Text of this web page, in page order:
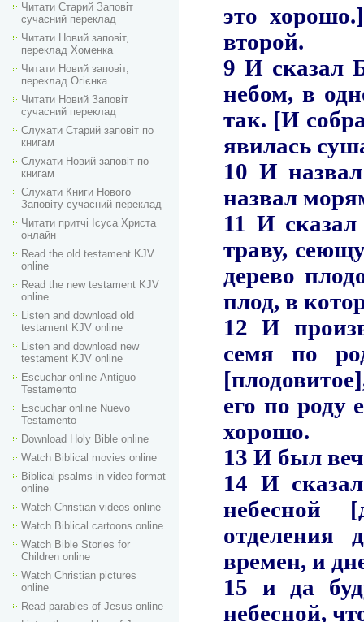
Читати Старий Заповіт
сучасний переклад
Читати Новий заповіт,
переклад Хоменка
Читати Новий заповіт,
переклад Огієнка
Читати Новий Заповіт
сучасний переклад
Слухати Старий заповіт по
книгам
Слухати Новий заповіт по
книгам
Слухати Книги Нового
Заповіту сучасний переклад
Читати притчі Ісуса Христа
онлайн
Read the old testament KJV
online
Read the new testament KJV
online
Listen and download old
testament KJV online
Listen and download new
testament KJV online
Escuchar online Аntiguo
Testamento
Escuchar online Nuevo
Testamento
Download Holy Bible online
Watch Biblical movies online
Biblical psalms in video format
online
Watch Christian videos online
Watch Biblical cartoons online
Watch Bible Stories for
Children online
Watch Christian pictures
online
Read parables of Jesus online